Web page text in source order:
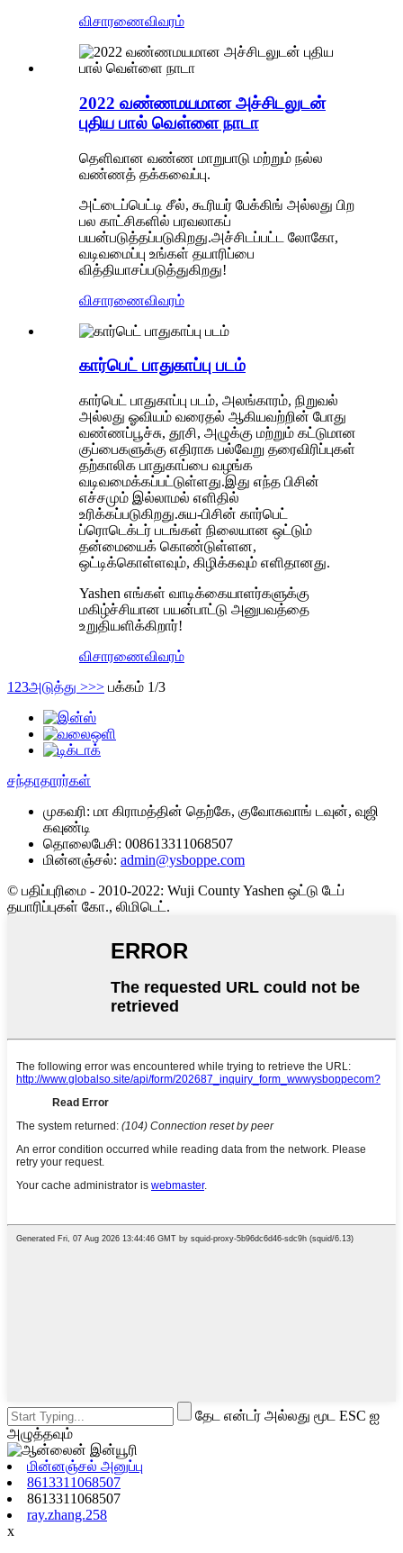
விசாரணைவிவரம்
2022 வண்ணமயமான அச்சிடலுடன்
புதிய பால் வெள்ளை நாடா
தெளிவான வண்ண மாறுபாடு மற்றும் நல்ல
வண்ணத் தக்கவைப்பு.
அட்டைப்பெட்டி சீல், கூரியர் பேக்கிங் அல்லது பிற
பல காட்சிகளில் பரவலாகப்
பயன்படுத்தப்படுகிறது.அச்சிடப்பட்ட லோகோ,
வடிவமைப்பு உங்கள் தயாரிப்பை
வித்தியாசப்படுத்துகிறது!
விசாரணைவிவரம்
கார்பெட் பாதுகாப்பு படம்
கார்பெட் பாதுகாப்பு படம், அலங்காரம், நிறுவல்
அல்லது ஓவியம் வரைதல் ஆகியவற்றின் போது
வண்ணப்பூச்சு, தூசி, அழுக்கு மற்றும் கட்டுமான
குப்பைகளுக்கு எதிராக பல்வேறு தரைவிரிப்புகள்
தற்காலிக பாதுகாப்பை வழங்க
வடிவமைக்கப்பட்டுள்ளது.இது எந்த பிசின்
எச்சமும் இல்லாமல் எளிதில்
உரிக்கப்படுகிறது.சுய-பிசின் கார்பெட்
ப்ரொடெக்டர் படங்கள் நிலையான ஒட்டும்
தன்மையைக் கொண்டுள்ளன,
ஒட்டிக்கொள்ளவும், கிழிக்கவும் எளிதானது.
Yashen எங்கள் வாடிக்கையாளர்களுக்கு
மகிழ்ச்சியான பயன்பாட்டு அனுபவத்தை
உறுதியளிக்கிறார்!
விசாரணைவிவரம்
1 23அடுத்து >>> பக்கம் 1/3
சந்தாதாரர்கள்
முகவரி: மா கிராமத்தின் தெற்கே, குவோசுவாங் டவுன், வுஜி
கவுண்டி
தொலைபேசி: 008613311068507
மின்னஞ்சல்: admin@ysboppe.com
© பதிப்புரிமை - 2010-2022: Wuji County Yashen ஒட்டு டேப்
தயாரிப்புகள் கோ., லிமிடெட்.
தேட என்டர் அல்லது மூட ESC ஐ
அழுத்தவும்
மின்னஞ்சல் அனுப்பு
8613311068507
8613311068507
ray.zhang.258
x